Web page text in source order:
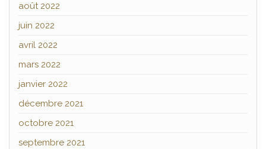
août 2022
juin 2022
avril 2022
mars 2022
janvier 2022
décembre 2021
octobre 2021
septembre 2021